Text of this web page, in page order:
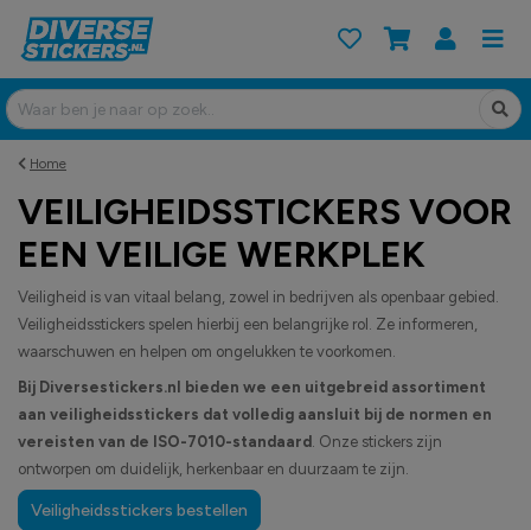
Home
VEILIGHEIDSSTICKERS VOOR
EEN VEILIGE WERKPLEK
Veiligheid is van vitaal belang, zowel in bedrijven als openbaar gebied.
Veiligheidsstickers spelen hierbij een belangrijke rol. Ze informeren,
waarschuwen en helpen om ongelukken te voorkomen.
Bij Diversestickers.nl bieden we een uitgebreid assortiment
aan veiligheidsstickers dat volledig aansluit bij de normen en
vereisten van de ISO-7010-standaard . Onze stickers zijn
ontworpen om duidelijk, herkenbaar en duurzaam te zijn.
Veiligheidsstickers bestellen